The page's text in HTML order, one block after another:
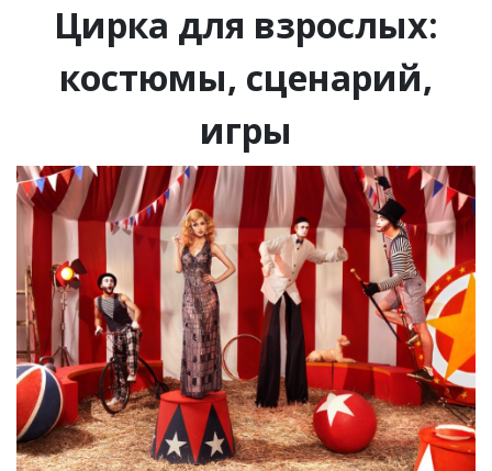
Цирка для взрослых:
костюмы, сценарий,
игры